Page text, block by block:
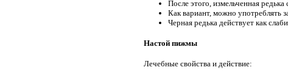
После этого, измельченная
Как вариант, можно употреблять
Черная редька действует как
Настой пижмы
Лечебные свойства и действие: